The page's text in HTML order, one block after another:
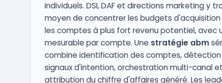
individuels. DSI, DAF et directions marketing y
moyen de concentrer les budgets d'acquisition
les comptes à plus fort revenu potentiel, avec
mesurable par compte. Une stratégie abm
combine identification des comptes,
signaux d'intention, orchestration multi-canal
attribution du chiffre d'affaires généré. Les